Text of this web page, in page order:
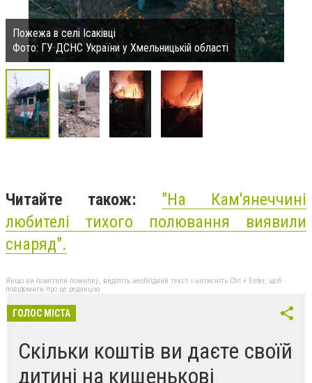
Пожежа в селі Ісаківці
Фото: ГУ ДСНС України у Хмельницькій області
Читайте також: "На Кам'янеччині
любителі тихого полювання виявили
снаряд".
Якщо ви помітили помилку, виділіть необхідний текст і натисніть Ctrl + Enter, щоб
повідомити про це редакцію
ГОЛОС МІСТА
Скільки коштів ви даєте своїй
дитині на кишенькові